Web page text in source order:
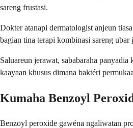
sareng frustasi.
Dokter atanapi dermatologist anjeun
bagian tina terapi kombinasi sareng
Saluareun jerawat, sababaraha
kaayaan khusus dimana baktéri
Kumaha Benzoyl
Benzoyl peroxide gawéna ngaliwatan